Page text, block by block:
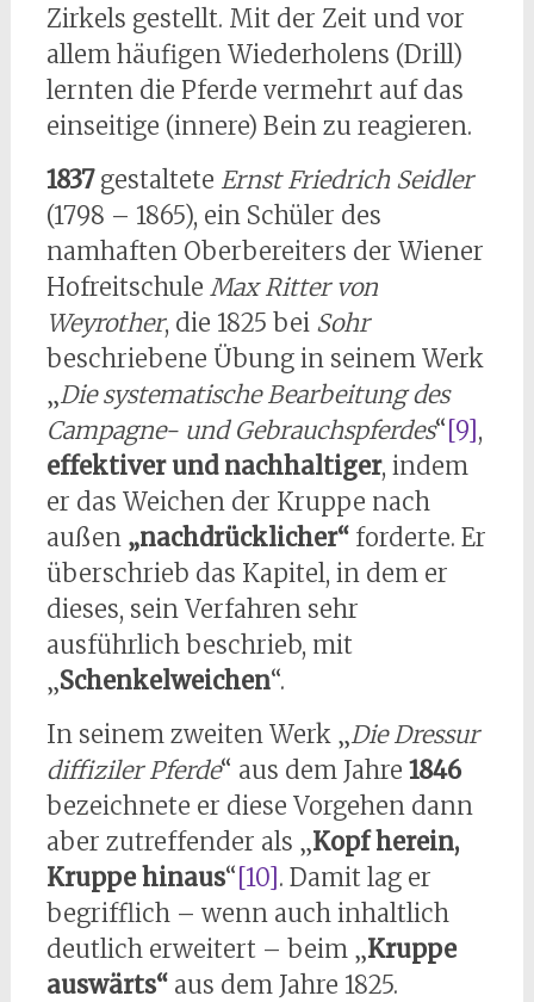
Zirkels gestellt. Mit der Zeit und vor
allem häufigen Wiederholens (Drill)
lernten die Pferde vermehrt auf das
einseitige (innere) Bein zu reagieren.
1837gestaltete Ernst Friedrich Seidler
(1798 – 1865), ein Schüler des
namhaften Oberbereiters der Wiener
Hofreitschule Max Ritter von
Weyrother, die 1825 bei Sohr
beschriebene Übung in seinem Werk
„Die systematische Bearbeitung des
Campagne- und Gebrauchspferdes“[9],
effektiver und nachhaltiger, indem
er das Weichen der Kruppe nach
außen „nachdrücklicher“ forderte. Er
überschrieb das Kapitel, in dem er
dieses, sein Verfahren sehr
ausführlich beschrieb, mit
„Schenkelweichen“.
In seinem zweiten Werk „Die Dressur
diffiziler Pferde“ aus dem Jahre 1846
bezeichnete er diese Vorgehen dann
aber zutreffender als „Kopf herein,
Kruppe hinaus“[10]. Damit lag er
begrifflich – wenn auch inhaltlich
deutlich erweitert – beim „Kruppe
auswärts“aus dem Jahre 1825.